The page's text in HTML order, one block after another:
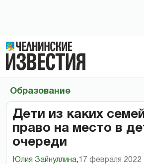
Образование
Дети из каких
право на место в
очереди
Юлия Зайнуллина, 17 февраля 2022